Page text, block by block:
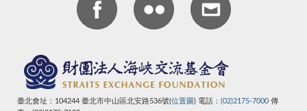
臺北會址：104244 臺北市中山區北安路536號(位置圖) 電話： (02)2175-7000 傳